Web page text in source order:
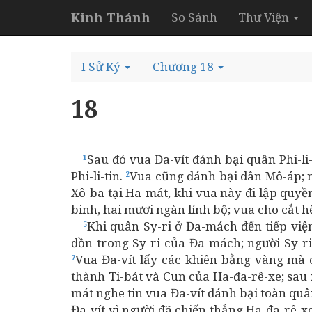
Kinh Thánh So Sánh Thư Viện
I Sử Ký Chương 18
18
1Sau đó vua Đa-vít đánh bại quân Phi-
Phi-li-tin. 2Vua cũng đánh bại dân Mô-
Xô-ba tại Ha-mát, khi vua này đi lập
binh, hai mươi ngàn lính bộ; vua cho cắt
5Khi quân Sy-ri ở Đa-mách đến tiếp
đồn trong Sy-ri của Đa-mách; người Sy-
7Vua Đa-vít lấy các khiên bằng vàng mà
thành Ti-bát và Cun của Ha-đa-rê-xe;
mát nghe tin vua Đa-vít đánh bại toàn